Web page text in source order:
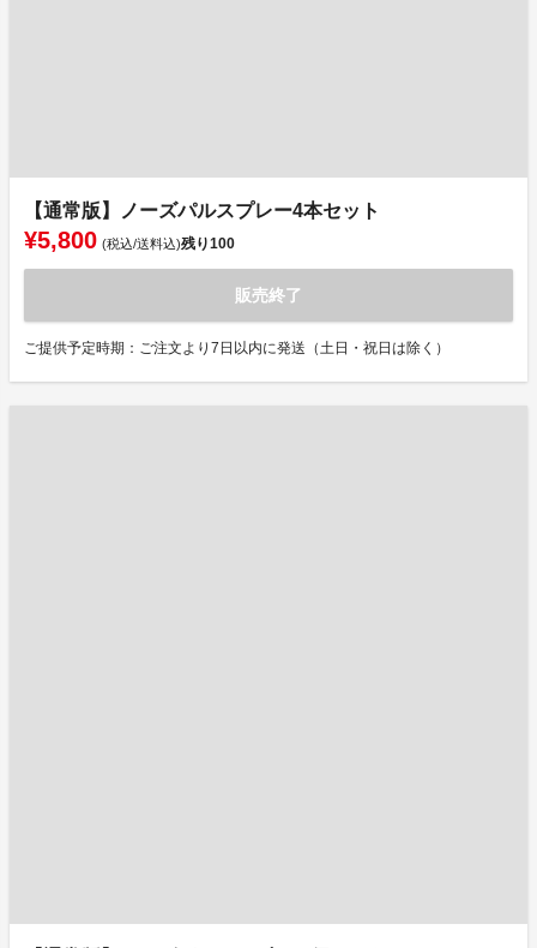
【通常版】ノーズパルスプレー4本セット
¥5,800 (税込/送料込)残り100
販売終了
ご提供予定時期：ご注文より7日以内に発送（土日・祝日は除く）